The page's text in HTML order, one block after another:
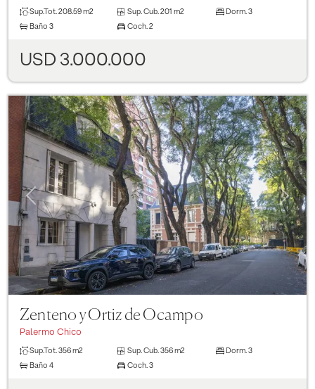
Sup.Tot. 208.59 m2 Sup. Cub. 201 m2 Dorm. 3
Baño 3 Coch. 2
USD 3.000.000
Previous Next
Zenteno y Ortiz de Ocampo
Palermo Chico
Sup.Tot.356 m2 Sup. Cub. 356 m2 Dorm. 3
Baño 4 Coch. 3